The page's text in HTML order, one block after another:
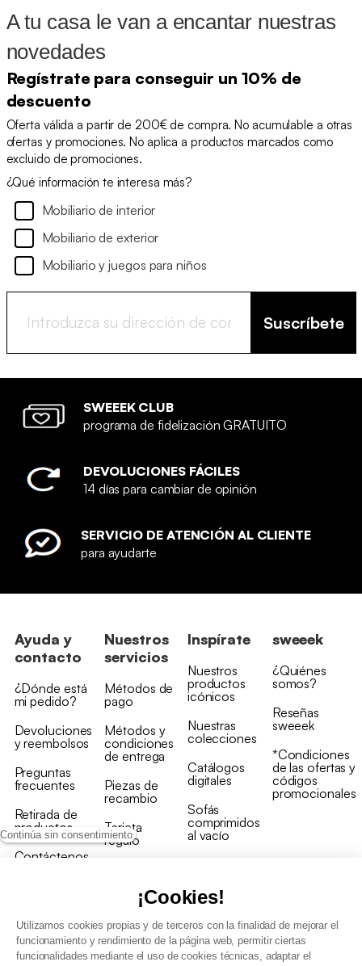
Continúa sin consentimiento
¡Cookies!
Utilizamos cookies propias y de terceros con la finalidad de mejorar el
funcionamiento y rendimiento de la página web, permitir ciertas
funcionalidades mediante el uso de cookies técnicas, adaptar el
A tu casa le van a encantar nuestras
novedades
Regístrate para conseguir un 10% de
descuento
Oferta válida a partir de 200€ de compra. No acumulable a otras
ofertas y promociones. No aplica a productos marcados como
excluido de promociones.
¿Qué información te interesa más?
Mobiliario de interior
Mobiliario de exterior
Mobiliario y juegos para niños
Suscríbete
SWEEEK CLUB
programa de fidelización GRATUITO
DEVOLUCIONES FÁCILES
14 días para cambiar de opinión
SERVICIO DE ATENCIÓN AL CLIENTE
para ayudarte
Ayuda y
contacto
¿Dónde está
mi pedido?
Devoluciones
y reembolsos
Preguntas
frecuentes
Retirada de
productos
Contáctenos
Nuestros
servicios
Métodos de
pago
Métodos y
condiciones
de entrega
Piezas de
recambio
Tarjeta
regalo
Inspírate
Nuestros
productos
icónicos
Nuestras
colecciones
Catálogos
digitales
Sofás
comprimidos
al vacío
sweeek
¿Quiénes
somos?
Reseñas
sweeek
*Condiciones
de las ofertas y
códigos
promocionales